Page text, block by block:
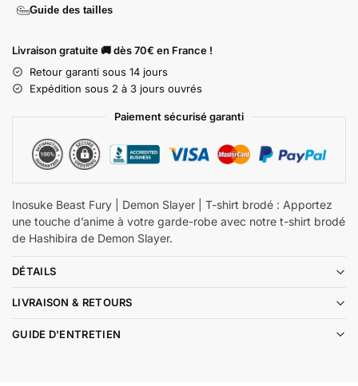
Guide des tailles
Livraison gratuite 🚚 dès 70€ en France !
Retour garanti sous 14 jours
Expédition sous 2 à 3 jours ouvrés
Paiement sécurisé garanti
Inosuke Beast Fury | Demon Slayer | T-shirt brodé : Apportez
une touche d’anime à votre garde-robe avec notre t-shirt brodé
de Hashibira de Demon Slayer.
DÉTAILS
LIVRAISON & RETOURS
GUIDE D'ENTRETIEN